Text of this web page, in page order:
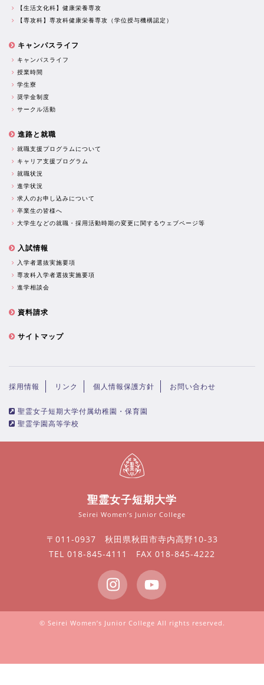
【生活文化科】健康栄養専攻
【専攻科】専攻科健康栄養専攻（学位授与機構認定）
キャンパスライフ
キャンパスライフ
授業時間
学生寮
奨学金制度
サークル活動
進路と就職
就職支援プログラムについて
キャリア支援プログラム
就職状況
進学状況
求人のお申し込みについて
卒業生の皆様へ
大学生などの就職・採用活動時期の変更に関するウェブページ等
入試情報
入学者選抜実施要項
専攻科入学者選抜実施要項
進学相談会
資料請求
サイトマップ
採用情報 リンク 個人情報保護方針 お問い合わせ
聖霊女子短期大学付属幼稚園・保育園
聖霊学園高等学校
聖霊女子短期大学
Seirei Women’s Junior College
〒011-0937 秋田県秋田市寺内高野10-33
TEL 018-845-4111 FAX 018-845-4222
© Seirei Women’s Junior College All rights reserved.